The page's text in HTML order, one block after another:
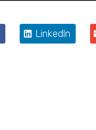
LinkedIn